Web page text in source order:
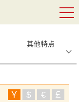
其他特点
￥ $ € ￡